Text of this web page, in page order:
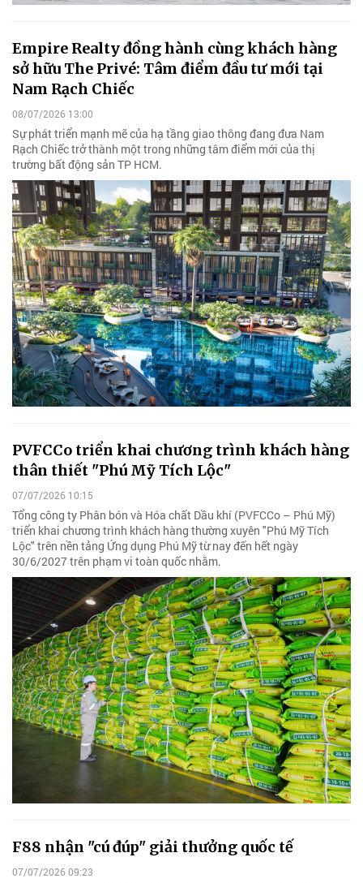
Empire Realty đồng hành cùng khách hàng
sở hữu The Privé: Tâm điểm đầu tư mới tại
Nam Rạch Chiếc
08/07/2026 13:00
Sự phát triển mạnh mẽ của hạ tầng giao thông đang đưa Nam
Rạch Chiếc trở thành một trong những tâm điểm mới của thị
trường bất động sản TP HCM.
PVFCCo triển khai chương trình khách hàng
thân thiết "Phú Mỹ Tích Lộc"
07/07/2026 10:15
Tổng công ty Phân bón và Hóa chất Dầu khí (PVFCCo – Phú Mỹ)
triển khai chương trình khách hàng thường xuyên "Phú Mỹ Tích
Lộc" trên nền tảng Ứng dụng Phú Mỹ từ nay đến hết ngày
30/6/2027 trên phạm vi toàn quốc nhằm.
F88 nhận "cú đúp" giải thưởng quốc tế
07/07/2026 09:23